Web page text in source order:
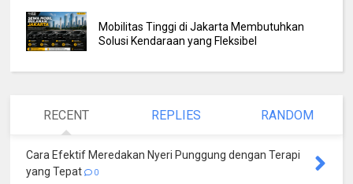
Mobilitas Tinggi di Jakarta Membutuhkan
Solusi Kendaraan yang Fleksibel
RECENT REPLIES RANDOM
Cara Efektif Meredakan Nyeri Punggung dengan Terapi
yang Tepat
0